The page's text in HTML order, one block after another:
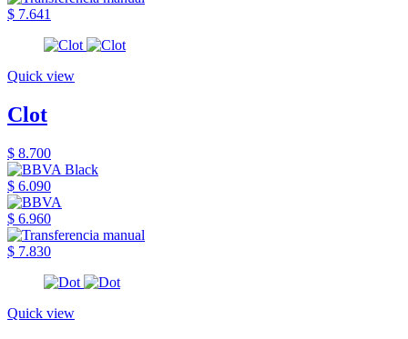
$ 7.641
Quick view
Clot
$ 8.700
$ 6.090
$ 6.960
$ 7.830
Quick view